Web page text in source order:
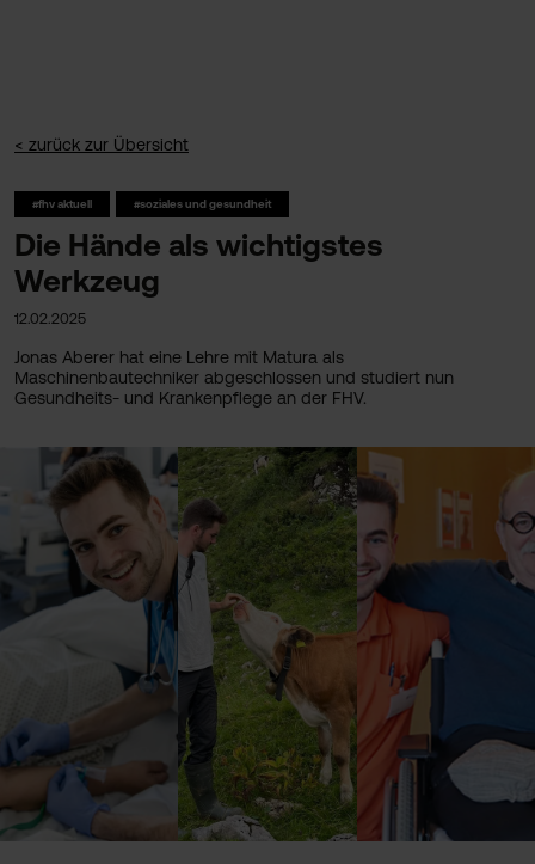
< zurück zur Übersicht
#fhv aktuell #soziales und gesundheit
Die Hände als wichtigstes
Werkzeug
12.02.2025
Jonas Aberer hat eine Lehre mit Matura als
Maschinenbautechniker abgeschlossen und studiert nun
Gesundheits- und Krankenpflege an der FHV.